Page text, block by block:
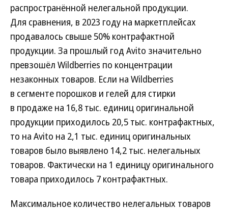
распространённой нелегальной продукции.
Для сравнения, в 2023 году на маркетплейсах
продавалось свыше 50% контрафактной
продукции. За прошлый год Avito значительно
превзошёл Wildberries по концентрации
незаконных товаров. Если на Wildberries
в сегменте порошков и гелей для стирки
в продаже на 16,8 тыс. единиц оригинальной
продукции приходилось 20,5 тыс. контрафактных,
то на Avito на 2,1 тыс. единиц оригинальных
товаров было выявлено 14,2 тыс. нелегальных
товаров. Фактически на 1 единицу оригинального
товара приходилось 7 контрафактных.
Максимальное количество нелегальных товаров